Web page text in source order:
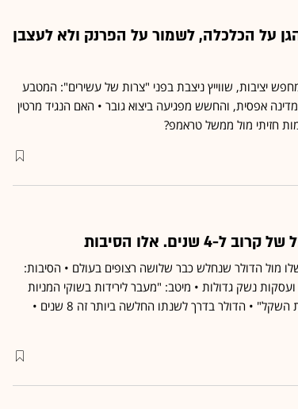
על הכלכלה, לשמור על הפרנק ולא לעצבן
יציבות, שווייץ ניצבת בפני "צרות של עשירים": המטבע
אפסית, והחשש מפגיעה ביצוא גובר • האם הנגיד מרטין
חזיתי מול ממשל טראמפ?
מול הדולר שנחלש כבר שלושה רצופים בעולם • הסיבות:
נשק גדולות • מיטב: "מעבר לירידות בשוקי המניות
בעולם הוא האיום העיקרי על התחזקות השקל" • הדולר בדרך לשנתו החלשה ביותר זה 8 שנים •